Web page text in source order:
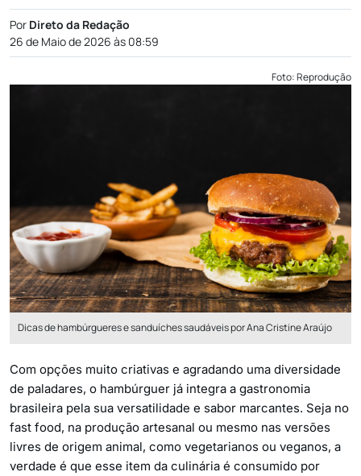
Por Direto da Redação
26 de Maio de 2026 às 08:59
Foto: Reprodução
Dicas de hambúrgueres e sanduíches saudáveis por Ana Cristine Araújo
Com opções muito criativas e agradando uma diversidade
de paladares, o hambúrguer já integra a gastronomia
brasileira pela sua versatilidade e sabor marcantes. Seja no
fast food, na produção artesanal ou mesmo nas versões
livres de origem animal, como vegetarianos ou veganos, a
verdade é que esse item da culinária é consumido por